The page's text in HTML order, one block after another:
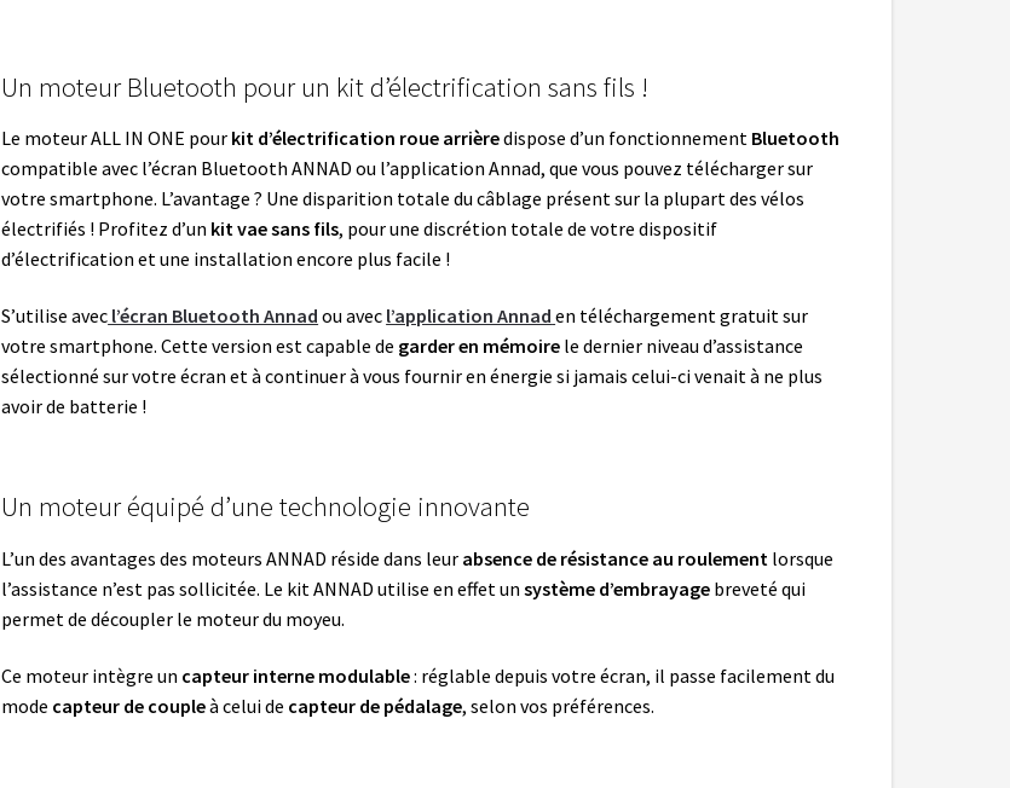
Un moteur Bluetooth pour un kit d’électrification sans fils !
Le moteur ALL IN ONE pour kit d’électrification roue arrièredispose d’un fonctionnement Bluetooth
compatible avec l’écran Bluetooth ANNAD ou l’application Annad, que vous pouvez télécharger sur
votre smartphone. L’avantage ? Une disparition totale du câblage présent sur la plupart des vélos
électrifiés ! Profitez d’un kit vae sans fils, pour une discrétion totale de votre dispositif
d’électrification et une installation encore plus facile !
S’utilise avec l’écran Bluetooth Annad ou avec l’application Annad en téléchargement gratuit sur
votre smartphone. Cette version est capable de garder en mémoire le dernier niveau d’assistance
sélectionné sur votre écran et à continuer à vous fournir en énergie si jamais celui-ci venait à ne plus
avoir de batterie !
Un moteur équipé d’une technologie innovante
L’un des avantages des moteurs ANNAD réside dans leur absence de résistance au roulement lorsque
l’assistance n’est pas sollicitée. Le kit ANNAD utilise en effet unsystème d’embrayage breveté qui
permet de découpler le moteur du moyeu.
Ce moteur intègre un capteur interne modulable: réglable depuis votre écran, il passe facilement du
mode capteur de coupleà celui de capteur de pédalage, selon vos préférences.